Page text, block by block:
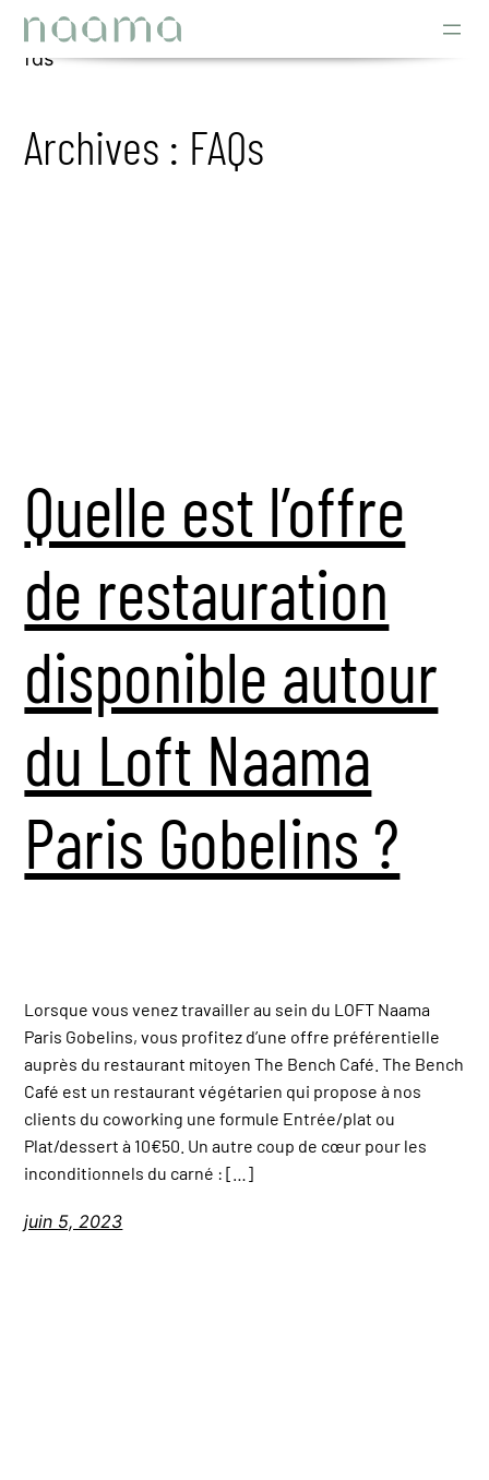
Aller
fds
Archives : FAQs
Quelle est l’offre
de restauration
disponible autour
du Loft Naama
Paris Gobelins ?
Lorsque vous venez travailler au sein du LOFT Naama
Paris Gobelins, vous profitez d’une offre préférentielle
auprès du restaurant mitoyen The Bench Café. The Bench
Café est un restaurant végétarien qui propose à nos
clients du coworking une formule Entrée/plat ou
Plat/dessert à 10€50. Un autre coup de cœur pour les
inconditionnels du carné : […]
juin 5, 2023